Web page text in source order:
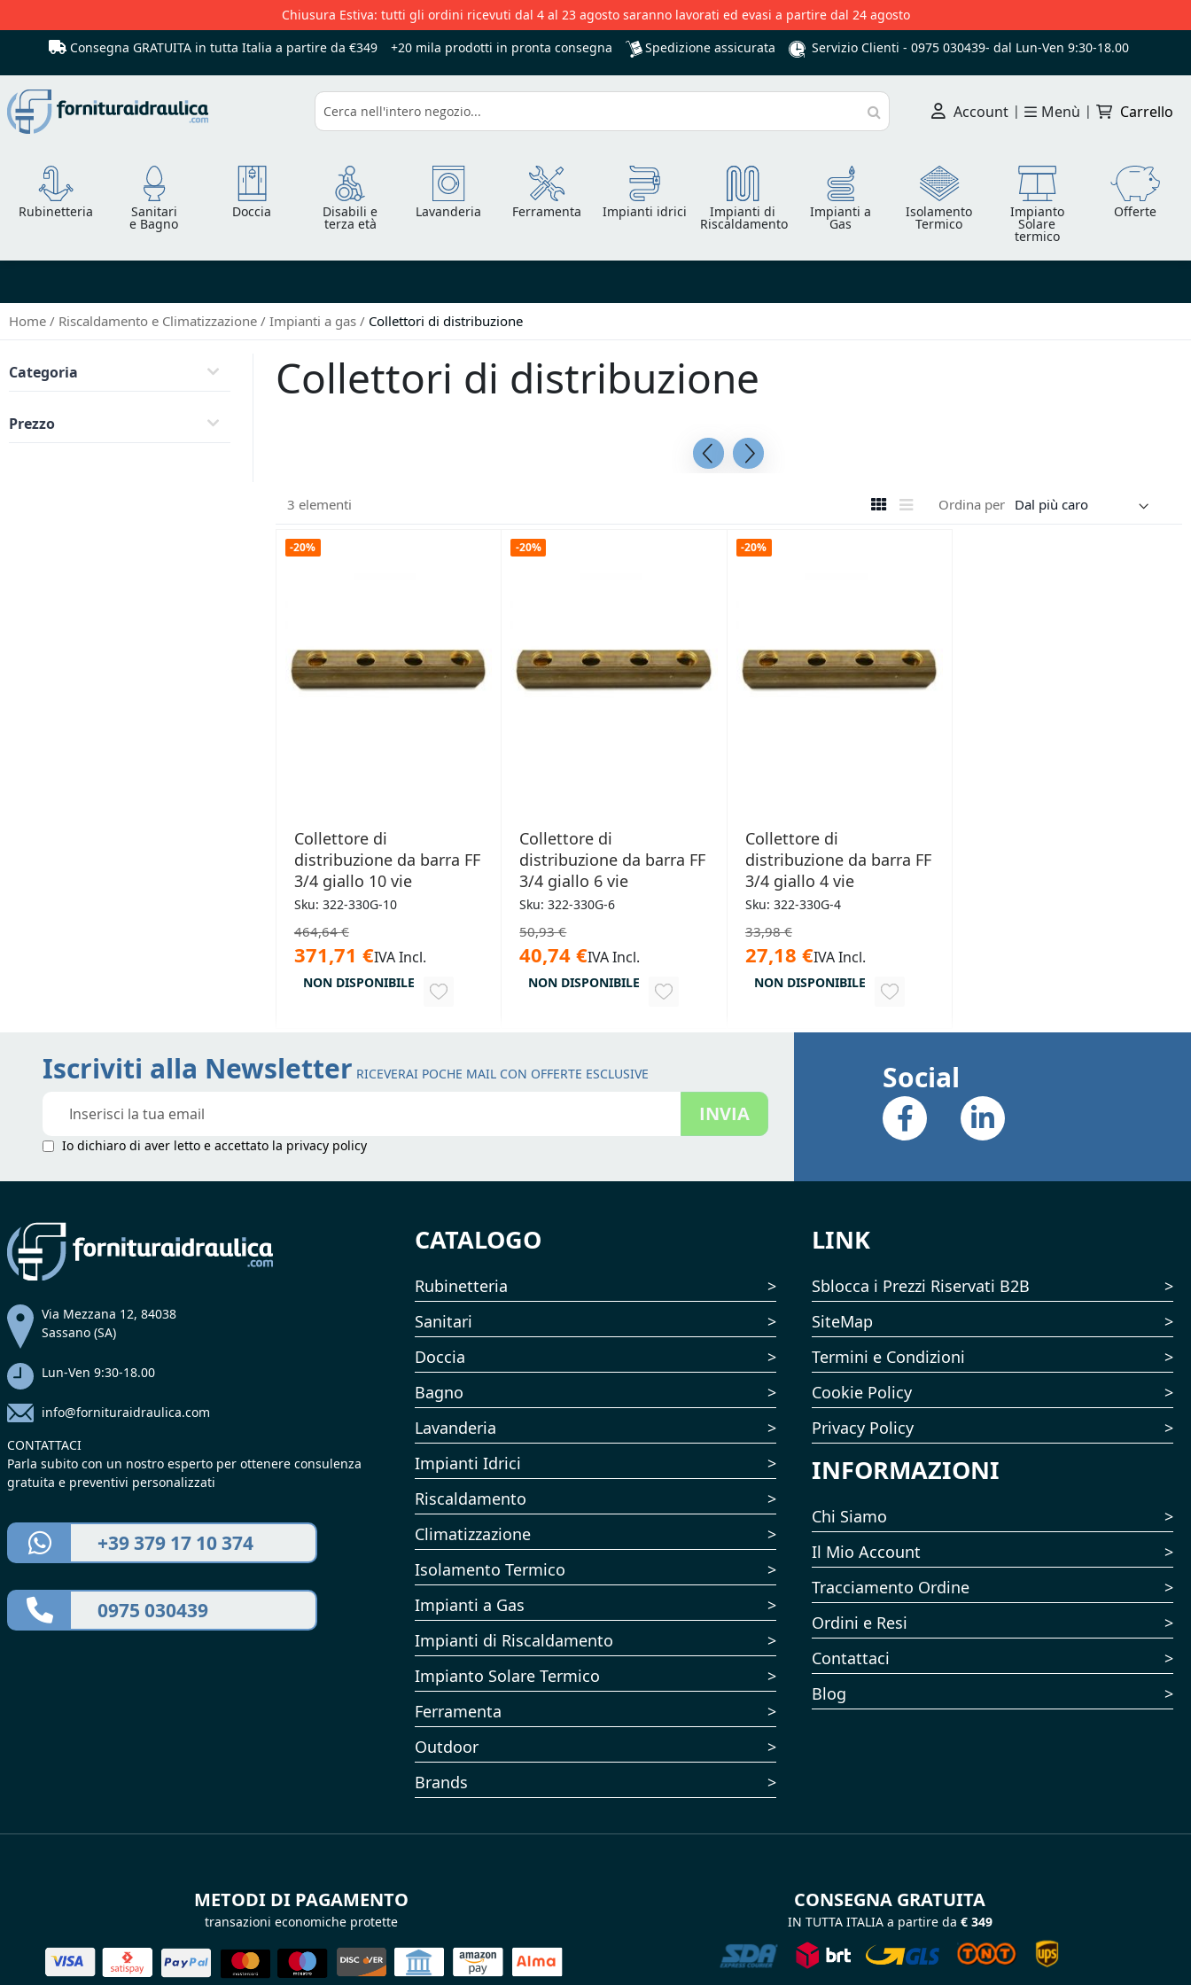
Chiusura Estiva: tutti gli ordini ricevuti dal 4 al 23 agosto saranno lavorati ed evasi a partire dal 24 agosto
Consegna GRATUITA in tutta Italia a partire da €349 +20 mila prodotti in pronta consegna Spedizione assicurata Servizio Clienti - 0975 030439- dal Lun-Ven 9:30-18.00
Cerca
Cerca
Account | Menù | Carrello
Rubinetteria Sanitari
e Bagno
Doccia Disabili e
terza età
Lavanderia Ferramenta Impianti idrici Impianti di
Riscaldamento
Impianti a
Gas
Isolamento
Termico
Impianto
Solare
termico
Offerte
Home Riscaldamento e Climatizzazione Impianti a gas Collettori di distribuzione
Collettori di distribuzione
Mostra
GrigliaLista
3 elementi Ordina per
-20%
Collettore di
distribuzione da barra FF
3/4 giallo 10 vie
Sku: 322-330G-10
464,64 €
371,71 €IVA Incl.
NON DISPONIBILE
AGGIUNGI
DESIDERI
-20%
Collettore di
distribuzione da barra FF
3/4 giallo 6 vie
Sku: 322-330G-6
50,93 €
40,74 €IVA Incl.
NON DISPONIBILE
AGGIUNGI
-20%
Collettore di
distribuzione da barra FF
3/4 giallo 4 vie
Sku: 322-330G-4
33,98 €
27,18 €IVA Incl.
NON DISPONIBILE
AGGIUNGI
DESIDERI
Categoria
Prezzo
Iscriviti alla Newsletter RICEVERAI POCHE MAIL CON OFFERTE ESCLUSIVE
Newsletter:
INVIA
Io dichiaro di aver letto e accettato la privacy policy
Social
Via Mezzana 12, 84038
Sassano (SA)
Lun-Ven 9:30-18.00
info@fornituraidraulica.com
CONTATTACI
Parla subito con un nostro esperto per ottenere consulenza
gratuita e preventivi personalizzati
+39 379 17 10 374
0975 030439
CATALOGO
Rubinetteria
Sanitari
Doccia
Bagno
Lavanderia
Impianti Idrici
Riscaldamento
Climatizzazione
Isolamento Termico
Impianti a Gas
Impianti di Riscaldamento
Impianto Solare Termico
Ferramenta
Outdoor
Brands
LINK
Sblocca i Prezzi Riservati B2B
SiteMap
Termini e Condizioni
Cookie Policy
Privacy Policy
INFORMAZIONI
Chi Siamo
Il Mio Account
Tracciamento Ordine
Ordini e Resi
Contattaci
Blog
METODI DI PAGAMENTO
transazioni economiche protette
CONSEGNA GRATUITA
IN TUTTA ITALIA a partire da € 349